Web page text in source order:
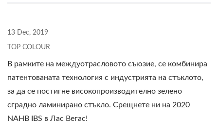
13 Dec, 2019
TOP COLOUR
В рамките на междуотрасловото съюзие, се комбинира
патентованата технология с индустрията на стъклото,
за да се постигне високопроизводително зелено
сградно ламинирано стъкло. Срещнете ни на 2020
NAHB IBS в Лас Вегас!